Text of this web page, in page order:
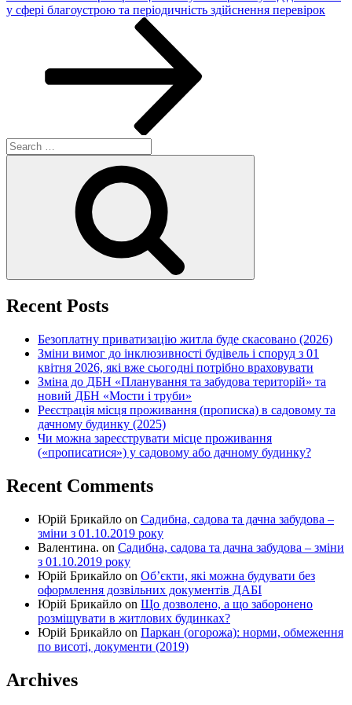
Post
у сфері благоустрою та періодичність здійснення перевірок
Search
for:
Recent Posts
Безоплатну приватизацію житла буде скасовано (2026)
Зміни вимог до інклюзивності будівель і споруд з 01
квітня 2026, які вже сьогодні потрібно враховувати
Зміна до ДБН «Планування та забудова територій» та
новий ДБН «Мости і труби»
Реєстрація місця проживання (прописка) в садовому та
дачному будинку (2025)
Чи можна зареєструвати місце проживання
(«прописатися») у садовому або дачному будинку?
Recent Comments
Юрій Брикайло on Садибна, садова та дачна забудова –
зміни з 01.10.2019 року
Валентина. on Садибна, садова та дачна забудова – зміни
з 01.10.2019 року
Юрій Брикайло on Об’єкти, які можна будувати без
оформлення дозвільних документів ДАБІ
Юрій Брикайло on Що дозволено, а що заборонено
розміщувати в житлових будинках?
Юрій Брикайло on Паркан (огорожа): норми, обмеження
по висоті, документи (2019)
Archives